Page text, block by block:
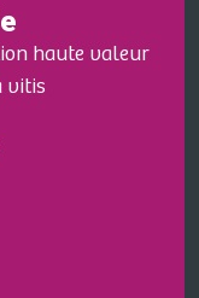
haute valeur
vitis